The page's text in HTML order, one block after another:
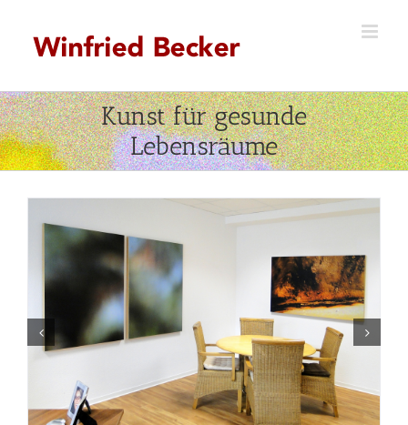
springen
Kunst für gesunde
Lebensräume